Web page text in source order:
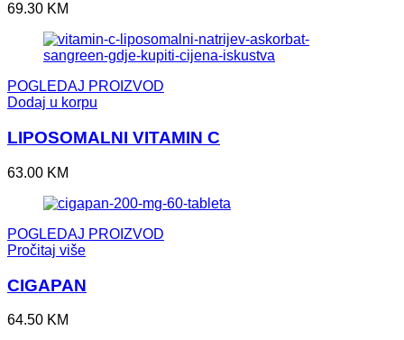
69.30 KM
POGLEDAJ PROIZVOD
Dodaj u korpu
LIPOSOMALNI VITAMIN C
63.00 KM
POGLEDAJ PROIZVOD
Pročitaj više
CIGAPAN
64.50 KM